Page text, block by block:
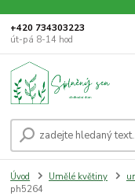
+420 734303223
út-pá 8-14 hod
Úvod Umělé květiny
ph5264